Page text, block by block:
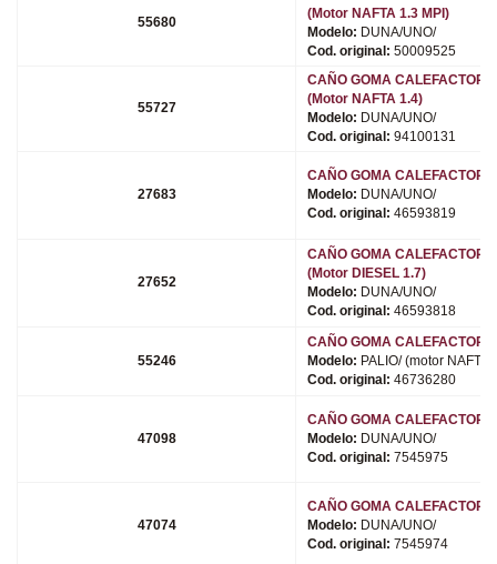
55680
(Motor NAFTA 1.3 MPI)
Modelo: DUNA/UNO/
Cod. original: 50009525
55727
CAÑO GOMA CALEFACTOR
(Motor NAFTA 1.4)
Modelo: DUNA/UNO/
Cod. original: 94100131
27683
CAÑO GOMA CALEFACTOR
Modelo: DUNA/UNO/
Cod. original: 46593819
27652
CAÑO GOMA CALEFACTOR
(Motor DIESEL 1.7)
Modelo: DUNA/UNO/
Cod. original: 46593818
55246
CAÑO GOMA CALEFACTOR
Modelo: PALIO/ (motor NAFTA
Cod. original: 46736280
47098
CAÑO GOMA CALEFACTOR
Modelo: DUNA/UNO/
Cod. original: 7545975
47074
CAÑO GOMA CALEFACTOR
Modelo: DUNA/UNO/
Cod. original: 7545974